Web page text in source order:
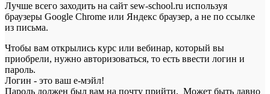
Лучше всего заходить на сайт sew-school.ru используя
браузеры Google Chrome или Яндекс браузер, а не по ссылке
из письма.
Чтобы вам открылись курс или вебинар, который вы
приобрели, нужно авторизоваться, то есть ввести логин и
пароль.
Логин - это ваш е-мэйл!
Пароль должен был вам на почту прийти. Может быть давно